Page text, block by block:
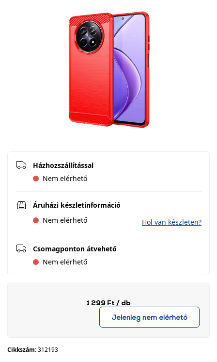
Házhozszállítással
Nem elérhető
Áruházi készletinformáció
Nem elérhető
Hol van készleten?
Csomagponton átvehető
Nem elérhető
1 299 Ft / db
Jelenleg nem elérhető
Cikkszám:312193